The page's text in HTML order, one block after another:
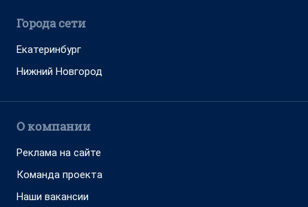
Города сети
Екатеринбург
Нижний Новгород
О компании
Реклама на сайте
Команда проекта
Наши вакансии